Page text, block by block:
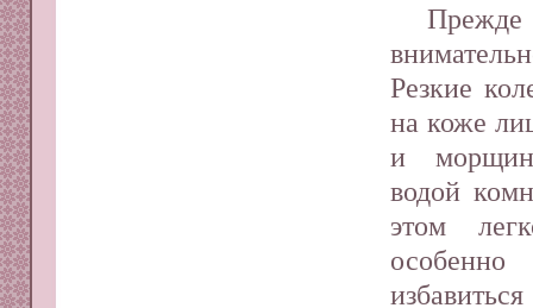
Резкие
на коже
и
водой
этом